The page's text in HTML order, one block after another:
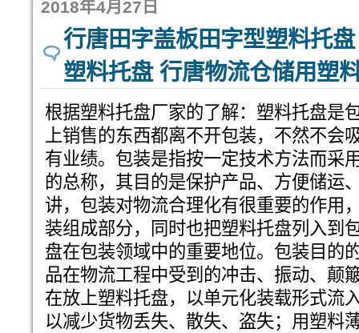
2018年4月27日
行唐田字盖板田字型塑料托
塑料托盘 行唐物流仓储用塑
根据塑料托盘厂家的了解：塑料托盘是
上销售的东西都离不开包装，不然不会
有业绩。包装是指按一定技术方法而采
的总称，其目的是保护产品、方便储运
讲，包装对物流合理化有很重要的作用
装组成部分，同时也把塑料托盘列入到
盘在包装领域中的重要地位。包装目的
品在物流工程中受到的冲击、振动、颠
在放上塑料托盘，以单元化装载形式流
以减少货物丢失、散失、盗失；用塑料